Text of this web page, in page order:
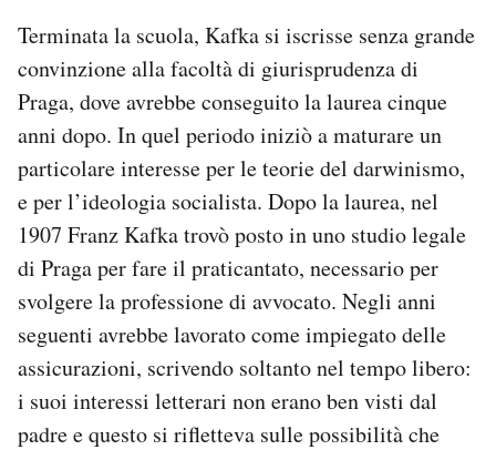
Terminata la scuola, Kafka si iscrisse senza grande
convinzione alla facoltà di giurisprudenza di
Praga, dove avrebbe conseguito la laurea cinque
anni dopo. In quel periodo iniziò a maturare un
particolare interesse per le teorie del darwinismo,
e per l’ideologia socialista. Dopo la laurea, nel
1907 Franz Kafka trovò posto in uno studio legale
di Praga per fare il praticantato, necessario per
svolgere la professione di avvocato. Negli anni
seguenti avrebbe lavorato come impiegato delle
assicurazioni, scrivendo soltanto nel tempo libero:
i suoi interessi letterari non erano ben visti dal
padre e questo si rifletteva sulle possibilità che